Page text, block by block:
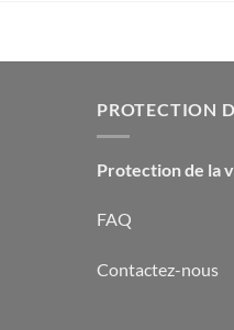
PROTECTION
Protection de la
FAQ
Contactez-nous